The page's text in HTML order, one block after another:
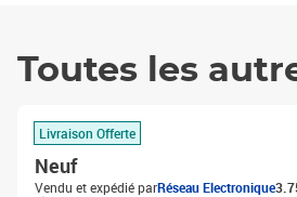
Toutes les
Livraison Offerte
Neuf
Vendu et expédié parRéseau Electronique